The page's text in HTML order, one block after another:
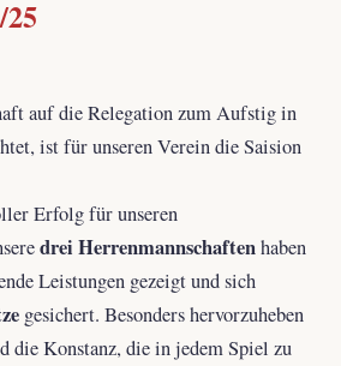
auf die Relegation zum Aufstig in
ist für unseren Verein die Saision
Erfolg für unseren
drei Herrenmannschaftenhaben
Leistungen gezeigt und sich
gesichert. Besonders hervorzuheben
die Konstanz, die in jedem Spiel zu